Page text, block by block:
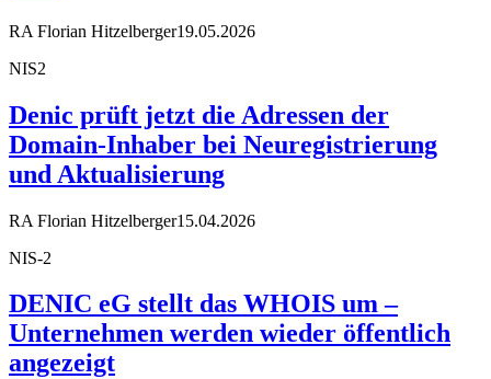
RA Florian Hitzelberger19.05.2026
NIS2
Denic prüft jetzt die Adressen der
Domain-Inhaber bei Neuregistrierung
und Aktualisierung
RA Florian Hitzelberger15.04.2026
NIS-2
DENIC eG stellt das WHOIS um –
Unternehmen werden wieder öffentlich
angezeigt